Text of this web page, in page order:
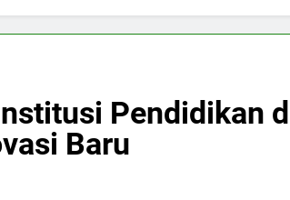
Pendidikan
Baru